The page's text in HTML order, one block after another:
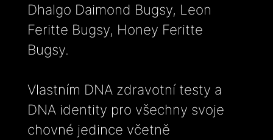
Dhalgo Daimond Bugsy, Leon
Feritte Bugsy, Honey Feritte
Bugsy.
Vlastním DNA zdravotní testy a
DNA identity pro všechny svoje
chovné jedince včetně